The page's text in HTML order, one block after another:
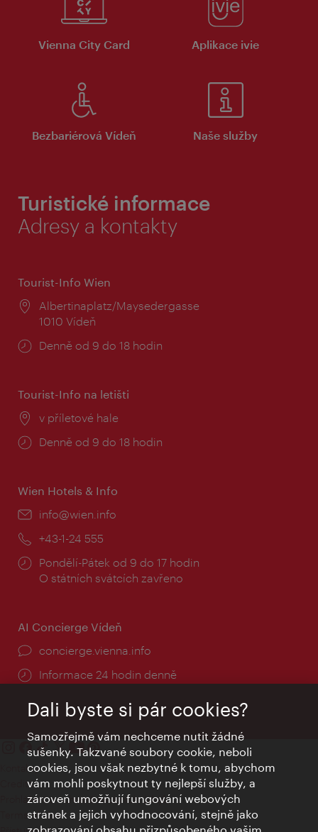
Vienna City Card Aplikace ivie
Bezbariérová Vídeň Naše služby
Turistické informace
Adresy a kontakty
Tourist-Info Wien
Místo:
Albertinaplatz/Maysedergasse
1010 Vídeň
Provozní
Denně od 9 do 18 hodin
Tourist-Info na letišti
Místo:
v příletové hale
Provozní
Denně od 9 do 18 hodin
Wien Hotels & Info
E-
info@wien.info
Telefon:
+43-1-24 555
Provozní
doba:
Pondělí-Pátek od 9 do 17 hodin
O státních svátcích zavřeno
AI Concierge Vídeň
concierge.vienna.info
Informace 24 hodin denně
Kontakty
Credits
Prohlášení o ochraně osobních údajů
Terms of Use
Dali byste si pár cookies?
Samozřejmě vám nechceme nutit žádné
sušenky. Takzvané soubory cookie, neboli
cookies, jsou však nezbytné k tomu, abychom
vám mohli poskytnout ty nejlepší služby, a
zároveň umožňují fungování webových
stránek a jejich vyhodnocování, stejně jako